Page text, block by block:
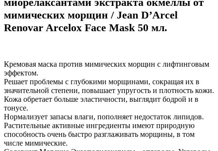
мимических морщин / Jean D’Arcel
Renovar Arcelox Face Mask 50 мл.
Кремовая маска против мимических морщин с лифтинговым
эффектом.
Решает проблемы с глубокими морщинами, сокращая их в
значительной степени, повышает упругость и плотность кожи.
Кожа обретает больше эластичности, выглядит бодрой и в
тонусе.
Нормализует запасы влаги, пополняет недостаток липидов.
Растительные активные ингредиенты имеют природную
способность очень быстро разглаживать морщины, в том
числе мимические.